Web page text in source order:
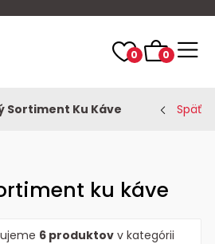
0 0
Sortiment Ku Káve Späť
ku káve
6 produktov v kategórii